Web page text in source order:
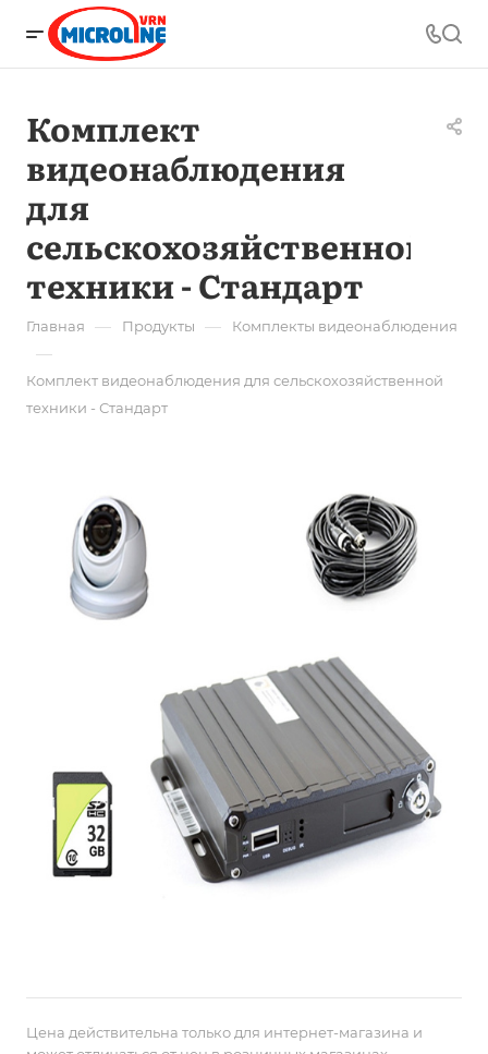
Комплект
видеонаблюдения
для
сельскохозяйственной
техники - Стандарт
Главная — Продукты — Комплекты видеонаблюдения
—
Комплект видеонаблюдения для сельскохозяйственной
техники - Стандарт
Цена действительна только для интернет-магазина и